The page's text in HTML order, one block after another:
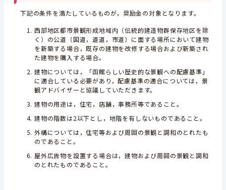
下記の条件を満たしているものが，奨励金の対象となります。
西部地区都市景観形成地域内（伝統的建造物群保存地区を除
く）の公道（国道，道道，市道）に面する場所において建物
を新築する場合，既存の建物を改修する場合および新築され
た建物を購入する場合。
建物については，「函館らしい歴史的な景観への配慮基準」
に適合している必要があり，配慮基準の適合については，景
観アドバイザーと協議していただきます。
建物の用途は，住宅，店舗，事務所等であること。
建物の階数は2以下とし，地階を有しないものであること。
外構については，住宅等および周囲の景観と調和のとれたも
のであること。
屋外広告物を設置する場合は，建物および周囲の景観と調和
のとれたものであること。